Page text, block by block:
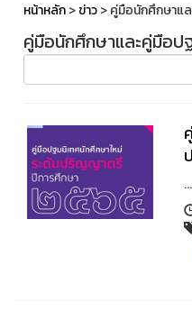
หน้าหลัก>ข่าว> คู่มือนักศึกษาแ
คู่มือนักศึกษาและคู่มือป
...